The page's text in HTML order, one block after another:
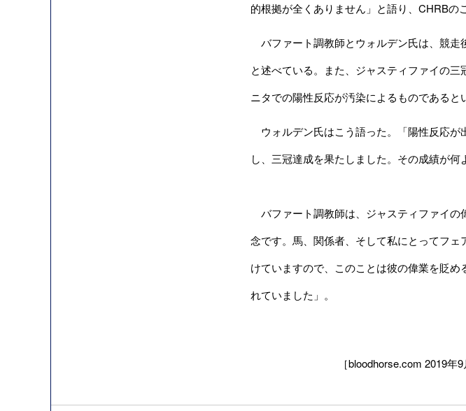
的根拠が全くありません」と語り、CHRBの
バファート調教師とウォルデン氏は、競走
と述べている。また、ジャスティファイの
ニタでの陽性反応が汚染によるものであると
ウォルデン氏はこう語った。「陽性反応が
し、三冠達成を果たしました。その成績が何
バファート調教師は、ジャスティファイの
念です。馬、関係者、そして私にとってフ
けていますので、このことは彼の偉業を貶
れていました」。
［bloodhorse.com 2019年